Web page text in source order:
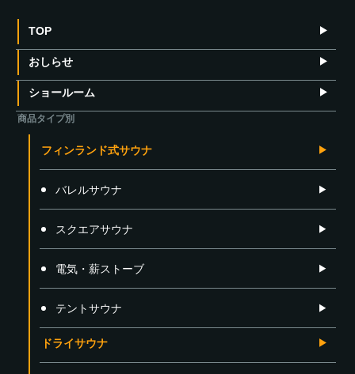
TOP
おしらせ
ショールーム
商品タイプ別
フィンランド式サウナ
バレルサウナ
スクエアサウナ
電気・薪ストーブ
テントサウナ
ドライサウナ